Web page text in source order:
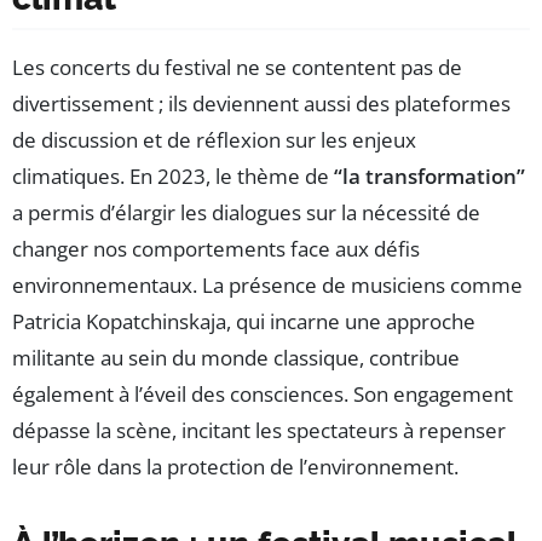
Les concerts du festival ne se contentent pas de
divertissement ; ils deviennent aussi des plateformes
de discussion et de réflexion sur les enjeux
climatiques. En 2023, le thème de “la transformation”
a permis d’élargir les dialogues sur la nécessité de
changer nos comportements face aux défis
environnementaux. La présence de musiciens comme
Patricia Kopatchinskaja, qui incarne une approche
militante au sein du monde classique, contribue
également à l’éveil des consciences. Son engagement
dépasse la scène, incitant les spectateurs à repenser
leur rôle dans la protection de l’environnement.